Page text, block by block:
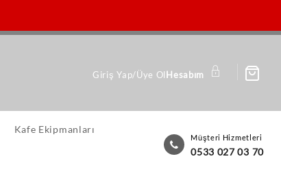
Giriş Yap/Üye Ol Hesabım
Kafe Ekipmanları
Müşteri Hizmetleri
0533 027 03 70